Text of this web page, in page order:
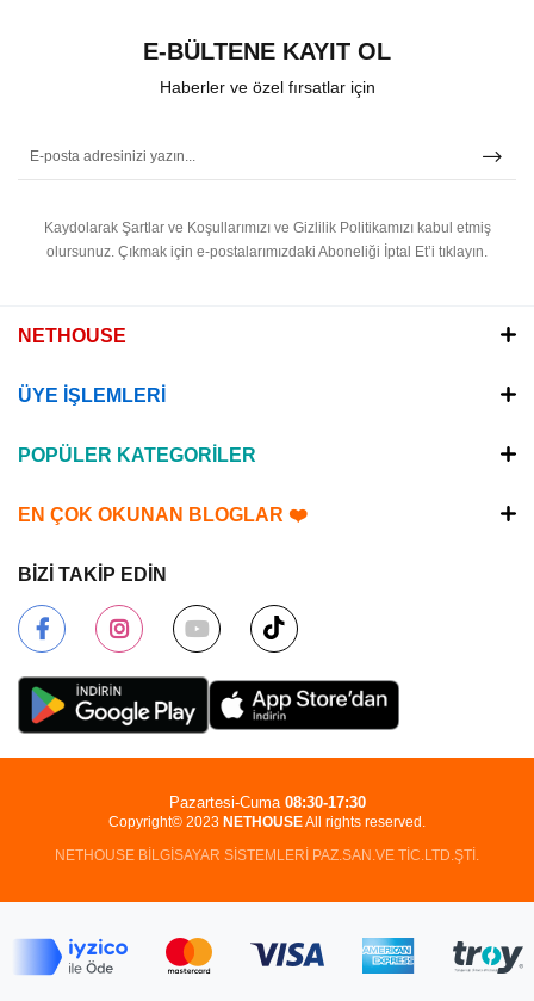
E-BÜLTENE KAYIT OL
Haberler ve özel fırsatlar için
Kaydolarak Şartlar ve Koşullarımızı ve Gizlilik Politikamızı kabul etmiş
olursunuz. Çıkmak için e-postalarımızdaki Aboneliği İptal Et’i tıklayın.
NETHOUSE
ÜYE İŞLEMLERİ
POPÜLER KATEGORİLER
EN ÇOK OKUNAN BLOGLAR ❤️
BİZİ TAKİP EDİN
Copyright© 2023 NETHOUSEAll rights reserved.
NETHOUSE BİLGİSAYAR SİSTEMLERİ PAZ.SAN.VE TİC.LTD.ŞTİ.
Pazartesi-Cuma 08:30-17:30